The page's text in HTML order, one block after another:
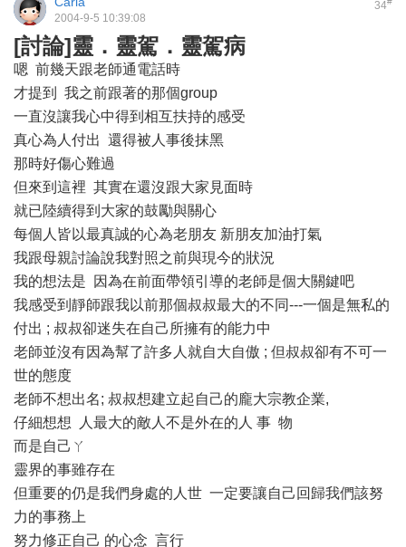
34
2004-9-5 10:39:08
[討論]靈．靈駕．靈駕病
嗯 前幾天跟老師通電話時
才提到 我之前跟著的那個group
一直沒讓我心中得到相互扶持的感受
真心為人付出 還得被人事後抹黑
那時好傷心難過
但來到這裡 其實在還沒跟大家見面時
就已陸續得到大家的鼓勵與關心
每個人皆以最真誠的心為老朋友 新朋友加油打氣
我跟母親討論說我對照之前與現今的狀況
我的想法是 因為在前面帶領引導的老師是個大關鍵吧
我感受到靜師跟我以前那個叔叔最大的不同---一個是無私的
付出 ; 叔叔卻迷失在自己所擁有的能力中
老師並沒有因為幫了許多人就自大自傲 ; 但叔叔卻有不可一
世的態度
老師不想出名; 叔叔想建立起自己的龐大宗教企業,
仔細想想 人最大的敵人不是外在的人 事 物
而是自己ㄚ
靈界的事雖存在
但重要的仍是我們身處的人世 一定要讓自己回歸我們該努
力的事務上
努力修正自己 的心念 言行